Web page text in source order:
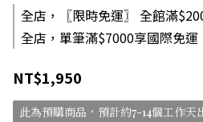
全店，〖限時免運〗 全館滿
全店，單筆滿$7000享國際免運
NT$1,950
此為預購商品，預計約7-14個工作天